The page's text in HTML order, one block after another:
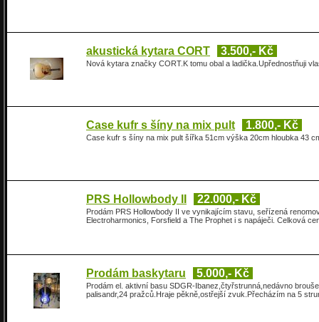
akustická kytara CORT 3.500,- Kč
Nová kytara značky CORT.K tomu obal a ladička.Upřednostňuji
Case kufr s šíny na mix pult 1.800,- Kč
Case kufr s šíny na mix pult šířka 51cm výška 20cm hloubka 43
PRS Hollowbody II 22.000,- Kč
Prodám PRS Hollowbody II ve vynikajícím stavu, seřízená
Electroharmonics, Forsfield a The Prophet i s napáječi. Celková
Prodám baskytaru 5.000,- Kč
Prodám el. aktivní basu SDGR-Ibanez,čtyřstrunná,nedávno
palisandr,24 pražců.Hraje pěkně,ostřejší zvuk.Přecházím na 5